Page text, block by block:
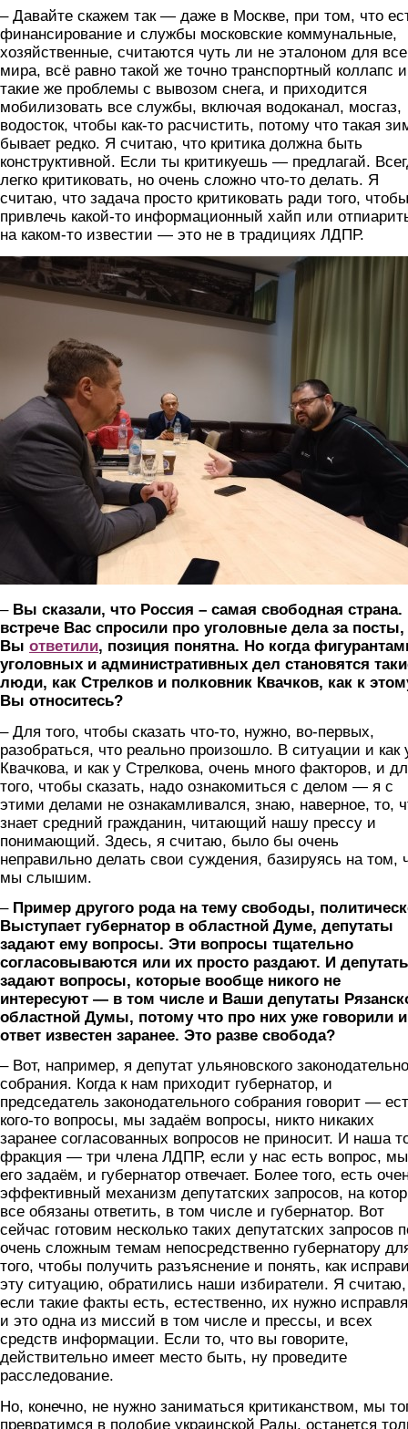
– Давайте скажем так — даже в Москве, при том, что
финансирование и службы московские коммунальные,
хозяйственные, считаются чуть ли не эталоном для
мира, всё равно такой же точно транспортный коллапс и
такие же проблемы с вывозом снега, и приходится
мобилизовать все службы, включая водоканал, мосгаз,
водосток, чтобы как-то расчистить, потому что такая
бывает редко. Я считаю, что критика должна быть
конструктивной. Если ты критикуешь — предлагай.
легко критиковать, но очень сложно что-то делать. Я
считаю, что задача просто критиковать ради того, чтобы
привлечь какой-то информационный хайп или
на каком-то известии — это не в традициях ЛДПР.
25_minut2.jpg
– Вы сказали, что Россия – самая свободная страна.
встрече Вас спросили про уголовные дела за посты,
Вы ответили, позиция понятна. Но когда
уголовных и административных дел становятся
люди, как Стрелков и полковник Квачков, как к
Вы относитесь?
– Для того, чтобы сказать что-то, нужно, во-первых,
разобраться, что реально произошло. В ситуации и как
Квачкова, и как у Стрелкова, очень много факторов, и
того, чтобы сказать, надо ознакомиться с делом — я с
этими делами не ознакамливался, знаю, наверное, то,
знает средний гражданин, читающий нашу прессу и
понимающий. Здесь, я считаю, было бы очень
неправильно делать свои суждения, базируясь на том,
мы слышим.
– Пример другого рода на тему свободы,
Выступает губернатор в областной Думе, депутаты
задают ему вопросы. Эти вопросы тщательно
согласовываются или их просто раздают. И
задают вопросы, которые вообще никого не
интересуют — в том числе и Ваши депутаты
областной Думы, потому что про них уже говорили и
ответ известен заранее. Это разве свобода?
– Вот, например, я депутат ульяновского
собрания. Когда к нам приходит губернатор, и
председатель законодательного собрания говорит —
кого-то вопросы, мы задаём вопросы, никто никаких
заранее согласованных вопросов не приносит. И наша
фракция — три члена ЛДПР, если у нас есть вопрос, мы
его задаём, и губернатор отвечает. Более того, есть
эффективный механизм депутатских запросов, на
все обязаны ответить, в том числе и губернатор. Вот
сейчас готовим несколько таких депутатских запросов
очень сложным темам непосредственно губернатору
того, чтобы получить разъяснение и понять, как
эту ситуацию, обратились наши избиратели. Я считаю,
если такие факты есть, естественно, их нужно
и это одна из миссий в том числе и прессы, и всех
средств информации. Если то, что вы говорите,
действительно имеет место быть, ну проведите
расследование.
Но, конечно, не нужно заниматься критиканством, мы
превратимся в подобие украинской Рады, останется